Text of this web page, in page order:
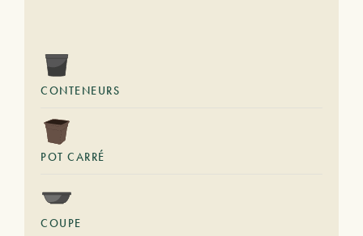
CONTENEURS
POT CARRÉ
COUPE